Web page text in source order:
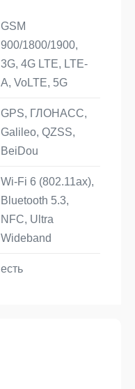
GSM
900/1800/1900,
3G, 4G LTE, LTE-
A, VoLTE, 5G
GPS, ГЛОНАСС,
Galileo, QZSS,
BeiDou
Wi-Fi 6 (802.11ax),
Bluetooth 5.3,
NFC, Ultra
Wideband
есть